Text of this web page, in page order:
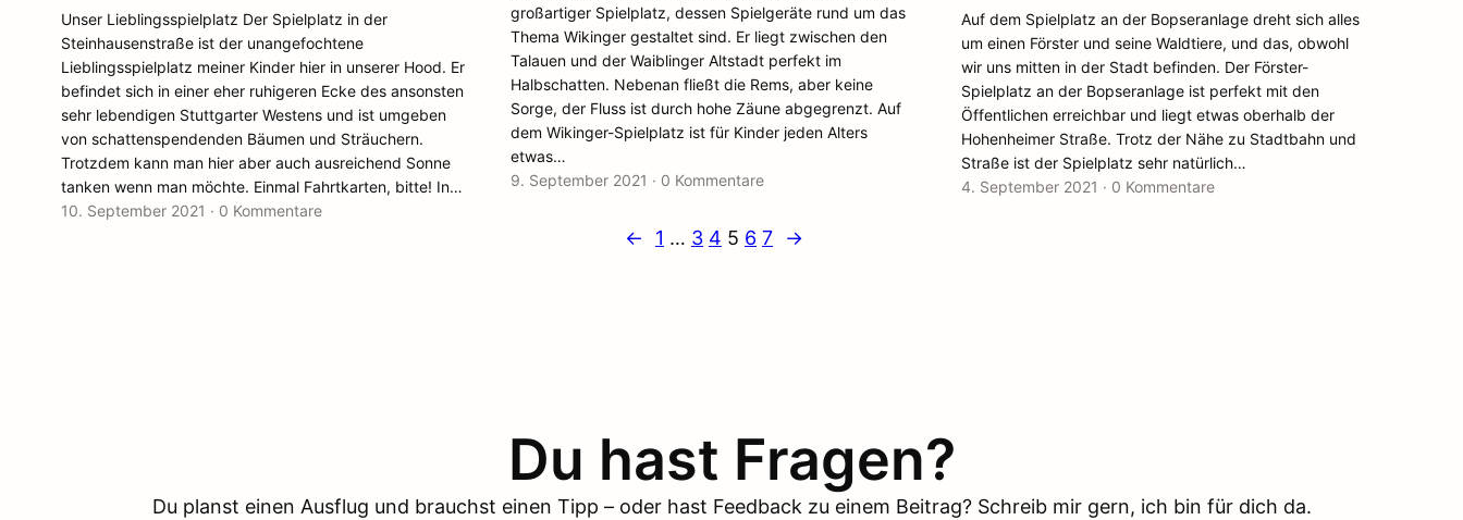
Unser Lieblingsspielplatz Der Spielplatz in der
Steinhausenstraße ist der unangefochtene
Lieblingsspielplatz meiner Kinder hier in unserer Hood. Er
befindet sich in einer eher ruhigeren Ecke des ansonsten
sehr lebendigen Stuttgarter Westens und ist umgeben
von schattenspendenden Bäumen und Sträuchern.
Trotzdem kann man hier aber auch ausreichend Sonne
tanken wenn man möchte. Einmal Fahrtkarten, bitte! In…
10. September 2021 · 0 Kommentare
großartiger Spielplatz, dessen Spielgeräte rund um das
Thema Wikinger gestaltet sind. Er liegt zwischen den
Talauen und der Waiblinger Altstadt perfekt im
Halbschatten. Nebenan fließt die Rems, aber keine
Sorge, der Fluss ist durch hohe Zäune abgegrenzt. Auf
dem Wikinger-Spielplatz ist für Kinder jeden Alters
etwas…
9. September 2021 · 0 Kommentare
Auf dem Spielplatz an der Bopseranlage dreht sich alles
um einen Förster und seine Waldtiere, und das, obwohl
wir uns mitten in der Stadt befinden. Der Förster-
Spielplatz an der Bopseranlage ist perfekt mit den
Öffentlichen erreichbar und liegt etwas oberhalb der
Hohenheimer Straße. Trotz der Nähe zu Stadtbahn und
Straße ist der Spielplatz sehr natürlich…
4. September 2021 · 0 Kommentare
← 1 … 3 4 5 6 7 →
Du hast Fragen?
Du planst einen Ausflug und brauchst einen Tipp – oder hast Feedback zu einem Beitrag? Schreib mir gern, ich bin für dich da.